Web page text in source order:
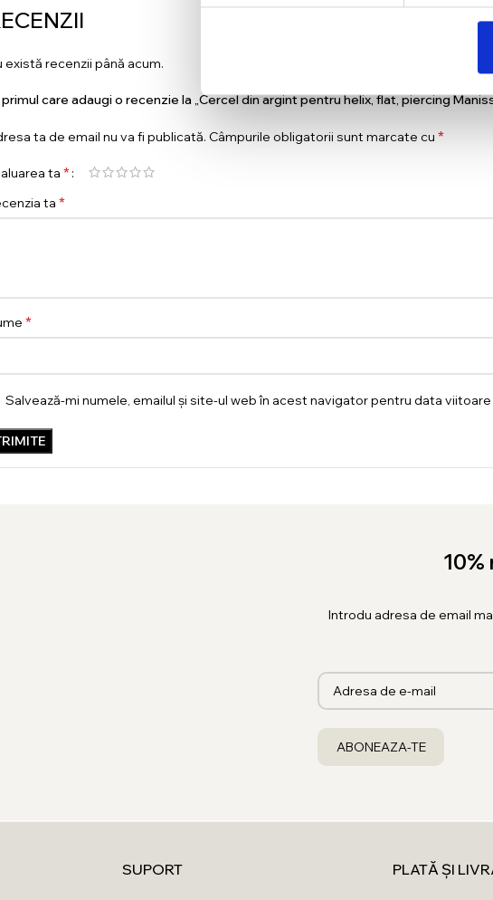
există recenzii până acum.
primul care adaugi o recenzie la „Cercel din argint pentru helix, flat, piercing
ta de email nu va fi publicată. Câmpurile obligatorii sunt marcate cu *
ta *
ta *
*
Salvează-mi numele, emailul și site-ul web în acest navigator pentru data
Introdu adresa de email
SUPORT PLATĂ ȘI